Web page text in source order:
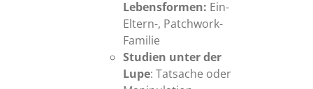
Lebensformen: Ein-
Eltern-, Patchwork-
Familie
Studien unter der
Lupe: Tatsache oder